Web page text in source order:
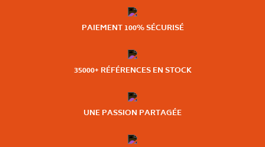
PAIEMENT 100% SÉCURISÉ
35000+ RÉFÉRENCES EN STOCK
UNE PASSION PARTAGÉE